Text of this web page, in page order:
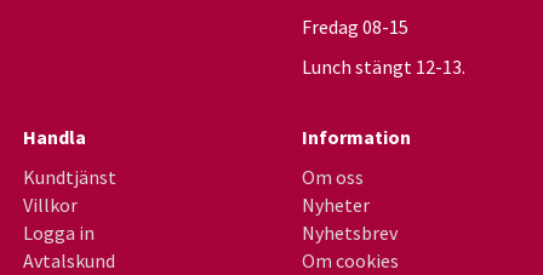
Fredag 08-15
Lunch stängt 12-13.
Handla
Kundtjänst
Villkor
Logga in
Avtalskund
Information
Om oss
Nyheter
Nyhetsbrev
Om cookies